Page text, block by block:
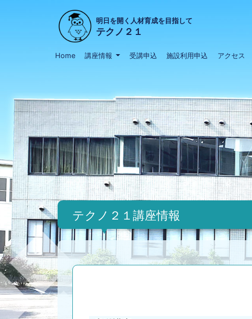
明日を開く人材育成を目指して
テクノ２１
Home 講座情報 受講申込 施設利用申込 アクセス
テクノ２１講座情報